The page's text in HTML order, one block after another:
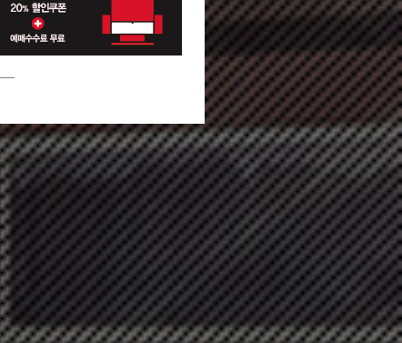
내선1번) 또는 고객센터-Q&A 게